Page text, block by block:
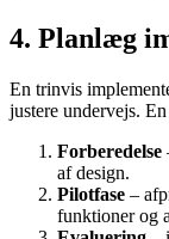
4. Planlæg
En trinvis
justere undervejs.
Forberedelse
af design.
Pilotfase –
funktioner og